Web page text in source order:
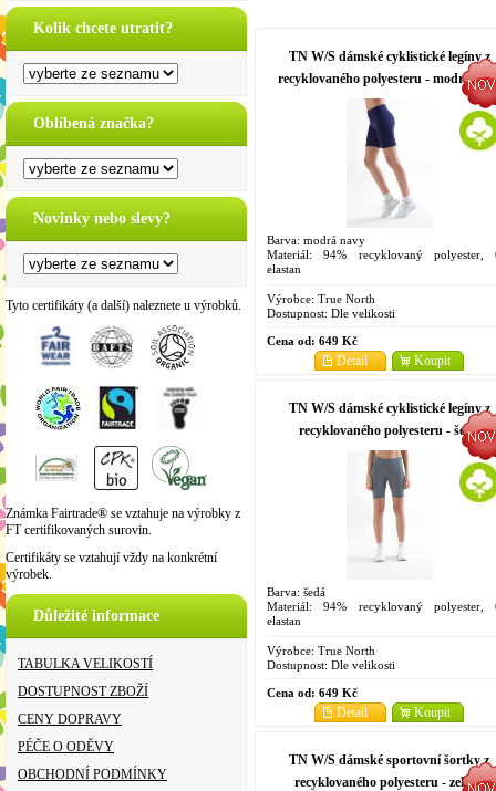
Kolik chcete utratit?
Oblíbená značka?
Novinky nebo slevy?
Tyto certifikáty (a další) naleznete u výrobků.
Známka Fairtrade® se vztahuje na výrobky z
FT certifikovaných surovin.
Certifikáty se vztahují vždy na konkrétní
výrobek.
Důležité informace
TABULKA VELIKOSTÍ
DOSTUPNOST ZBOŽÍ
CENY DOPRAVY
PÉČE O ODĚVY
OBCHODNÍ PODMÍNKY
TN W/S dámské cyklistické legíny z
recyklovaného polyesteru - modrá
Barva: modrá navy
Materiál: 94% recyklovaný polyester,
elastan
Výrobce: True North
Dostupnost: Dle velikosti
Cena od: 649 Kč
Koupit
Detail
TN W/S dámské cyklistické legíny z
recyklovaného polyesteru - šedá
Barva: šedá
Materiál: 94% recyklovaný polyester,
elastan
Výrobce: True North
Dostupnost: Dle velikosti
Cena od: 649 Kč
Koupit
Detail
TN W/S dámské sportovní šortky z
recyklovaného polyesteru - zelená